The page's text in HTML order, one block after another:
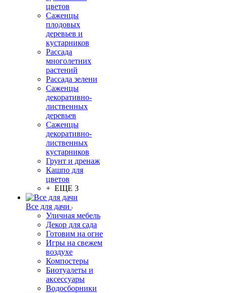
цветов
Саженцы
плодовых
деревьев и
кустарников
Рассада
многолетних
растений
Рассада зелени
Саженцы
декоративно-
лиственных
деревьев
Саженцы
декоративно-
лиственных
кустарников
Грунт и дренаж
Кашпо для
цветов
+ ЕЩЕ 3
Все для дачи
Уличная мебель
Декор для сада
Готовим на огне
Игры на свежем
воздухе
Компостеры
Биотуалеты и
аксессуары
Водосборники